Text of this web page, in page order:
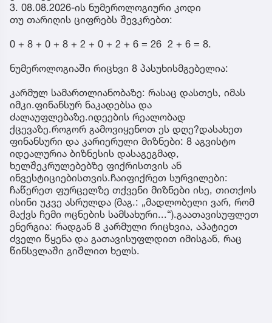
3. 08.08.2026-ის ნუმეროლოგიური კოდი
თუ თარიღის ციფრებს შევკრებთ:
0 + 8 + 0 + 8 + 2 + 0 + 2 + 6 = 26 2 + 6 = 8.
ნუმეროლოგიაში რიცხვი 8 პასუხისმგებელია:
კარმულ სამართლიანობაზე: რასაც დასთეს, იმას
იმკი.ფინანსურ ნაკადებსა და
ძალაუფლებაზე.იდეების რეალობად
ქცევაზე.როგორ გამოვიყენოთ ეს დღე?დასახეთ
ფინანსური და კარიერული მიზნები: 8 აგვისტო
იდეალურია ბიზნესის დასაგეგმად,
ხელშეკრულებებზე ფიქრისთვის ან
ინვესტიციებისთვის.ჩაიფიქრეთ სურვილები:
ჩაწერეთ ფურცელზე თქვენი მიზნები ისე, თითქოს
ისინი უკვე ასრულდა (მაგ.: „მადლობელი ვარ, რომ
მაქვს ჩემი ოცნების სამსახური...“).გაათავისუფლეთ
ენერგია: რადგან 8 კარმული რიცხვია, აპატიეთ
ძველი წყენა და გათავისუფლდით იმისგან, რაც
წინსვლაში გიშლით ხელს.